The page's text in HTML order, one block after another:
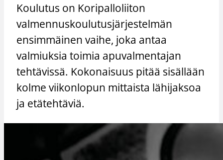
Koulutus on Koripalloliiton
valmennuskoulutusjärjestelmän
ensimmäinen vaihe, joka antaa
valmiuksia toimia apuvalmentajan
tehtävissä. Kokonaisuus pitää sisällään
kolme viikonlopun mittaista lähijaksoa
ja etätehtäviä.